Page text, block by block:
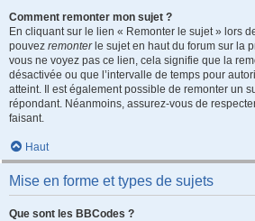
Comment remonter mon sujet ?
En cliquant sur le lien « Remonter le sujet » lors
pouvez remonterle sujet en haut du forum sur la
vous ne voyez pas ce lien, cela signifie que la
désactivée ou que l’intervalle de temps pour
atteint. Il est également possible de remonter un
répondant. Néanmoins, assurez-vous de
faisant.
Haut
Mise en forme et types de sujets
Que sont les BBCodes ?